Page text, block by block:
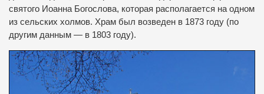
святого Иоанна Богослова, которая располагается на одном
из сельских холмов. Храм был возведен в 1873 году (по
другим данным — в 1803 году).